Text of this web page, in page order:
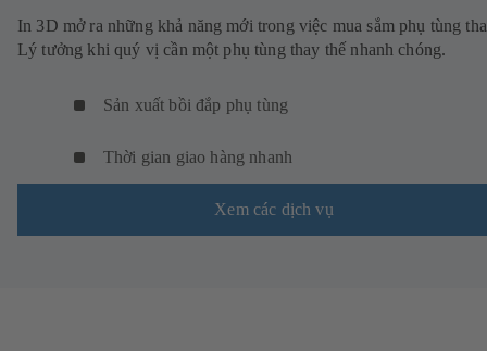
In 3D mở ra những khả năng mới trong việc mua sắm phụ tùng
Lý tưởng khi quý vị cần một phụ tùng thay thế nhanh chóng.
Sản xuất bồi đắp phụ tùng
Thời gian giao hàng nhanh
Xem các dịch vụ